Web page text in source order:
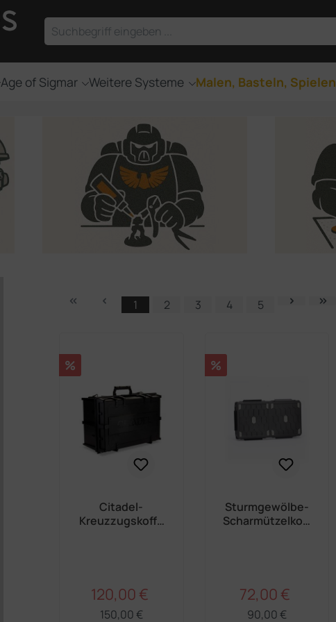
Age of Sigmar Weitere Systeme Malen, Basteln, Spielen
Seite
1 Seite
2 Seite
3 Seite
4 Seite
5
Rabatt
%
Citadel-
Kreuzzugskoffe
Verkaufspreis:
120,00 €
150,00 €
Rabatt
%
Sturmgewölbe-
Scharmützelkoff
Verkaufspreis:
72,00 €
90,00 €